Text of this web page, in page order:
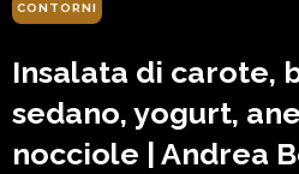
CONTORNI
Insalata di carote,
sedano, yogurt,
nocciole | Andrea